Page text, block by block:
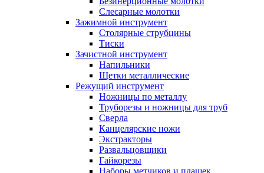
Слесарные молотки
Зажимной инструмент
Столярные струбцины
Тиски
Зачистной инструмент
Напильники
Щетки металлические
Режущий инструмент
Ножницы по металлу
Труборезы и ножницы для труб
Сверла
Канцелярские ножи
Экстракторы
Развальцовщики
Гайкорезы
Наборы метчиков и плашек